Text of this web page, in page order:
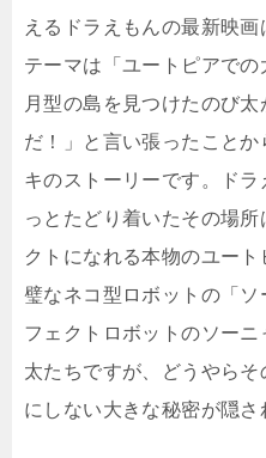
えるドラえもんの最新映
テーマは「ユートピアで
月型の島を見つけたのび
だ！」と言い張ったこと
キのストーリーです。ド
っとたどり着いたその場
クトになれる本物のユー
璧なネコ型ロボットの「
フェクトロボットのソー
太たちですが、どうやら
にしない大きな秘密が隠さ